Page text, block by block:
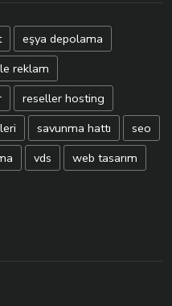
eşya depolama
reklam
reseller hosting
savunma hattı
seo
vds
web tasarım